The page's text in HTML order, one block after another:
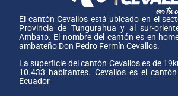
El cantón Cevallos está ubicado en el
Provincia de Tungurahua y al sur-
Ambato. El nombre del cantón es en
ambateño Don Pedro Fermín Cevallos.
La superficie del cantón Cevallos es de
10.433 habitantes. Cevallos es el
Ecuador